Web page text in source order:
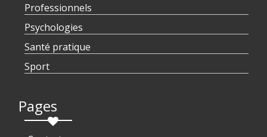
Professionnels
Psychologies
Santé pratique
Sport
Pages